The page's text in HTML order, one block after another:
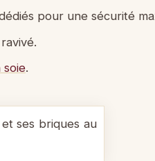
pour une sécurité
soie.